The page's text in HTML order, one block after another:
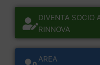
DIVENTA SOCIO
RINNOVA
AREA